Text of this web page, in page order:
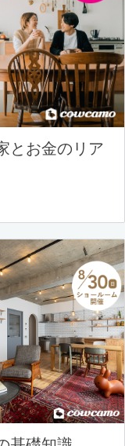
とお金のリア